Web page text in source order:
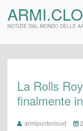
NOTIZIE DAL MONDO DELLE
La Rolls
finalmente
armipuntocloud